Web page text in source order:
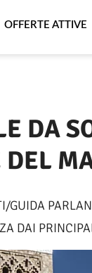
OFFERTE ATTIVE
DA
DAI